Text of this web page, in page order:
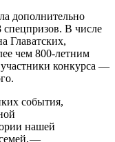
дополнительно
спецпризов. В числе
Главатских,
чем 800‑летним
конкурса —
события,
нашей
—